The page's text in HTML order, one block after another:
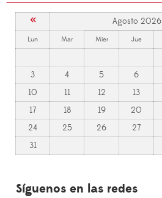
« Agosto 2026
Lun Mar Mier Jue
3
4 5 6
10
11 12 13
17
18 19 20
24
25 26 27
31
Síguenos en las redes